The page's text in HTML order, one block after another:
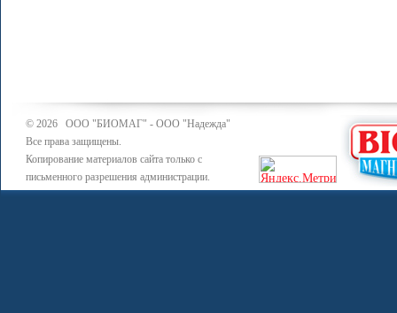
© 2026 ООО "БИОМАГ" - ООО "Надежда"
Все права защищены.
Копирование материалов сайта только с
письменного разрешения администрации.